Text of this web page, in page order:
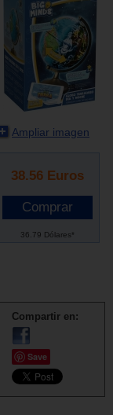
Ampliar imagen
38.56 Euros
36.79 Dólares*
Compartir en:
Save